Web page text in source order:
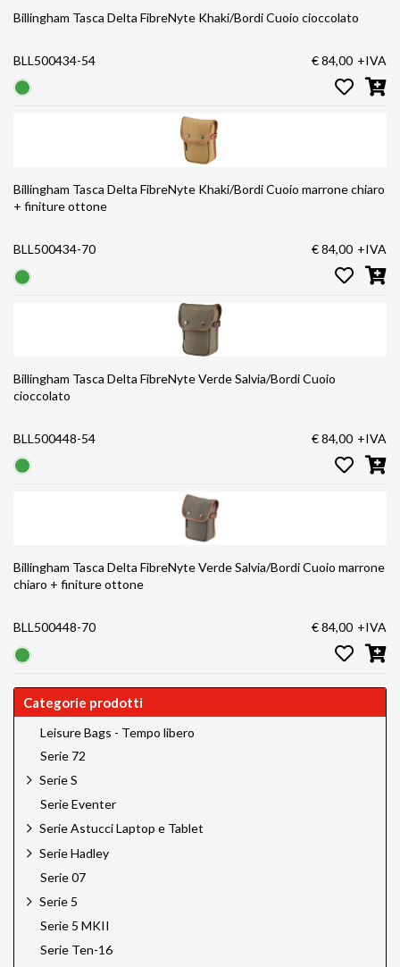
Billingham Tasca Delta FibreNyte Khaki/Bordi Cuoio cioccolato
BLL500434-54 € 84,00 +IVA
Billingham Tasca Delta FibreNyte Khaki/Bordi Cuoio marrone chiaro
+ finiture ottone
BLL500434-70 € 84,00 +IVA
Billingham Tasca Delta FibreNyte Verde Salvia/Bordi Cuoio
cioccolato
BLL500448-54 € 84,00 +IVA
Billingham Tasca Delta FibreNyte Verde Salvia/Bordi Cuoio marrone
chiaro + finiture ottone
BLL500448-70 € 84,00 +IVA
Categorie prodotti
Leisure Bags - Tempo libero
Serie 72
Serie S
Serie Eventer
Serie Astucci Laptop e Tablet
Serie Hadley
Serie 07
Serie 5
Serie 5 MKII
Serie Ten-16